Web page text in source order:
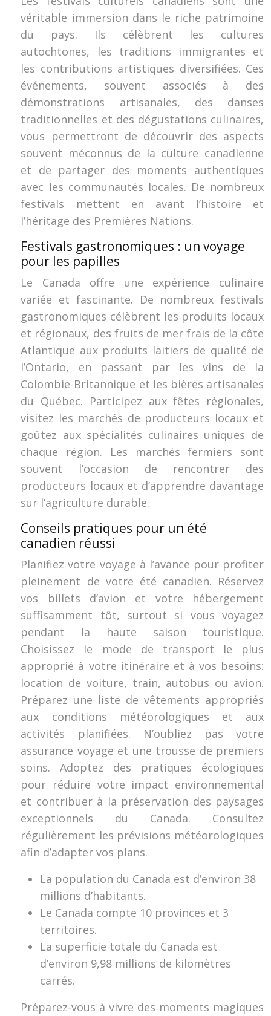
véritable immersion dans le riche patrimoine
du pays. Ils célèbrent les cultures
autochtones, les traditions immigrantes et
les contributions artistiques diversifiées. Ces
événements, souvent associés à des
démonstrations artisanales, des danses
traditionnelles et des dégustations culinaires,
vous permettront de découvrir des aspects
souvent méconnus de la culture canadienne
et de partager des moments authentiques
avec les communautés locales. De nombreux
festivals mettent en avant l’histoire et
l’héritage des Premières Nations.
Festivals gastronomiques : un voyage
pour les papilles
Le Canada offre une expérience culinaire
variée et fascinante. De nombreux festivals
gastronomiques célèbrent les produits locaux
et régionaux, des fruits de mer frais de la côte
Atlantique aux produits laitiers de qualité de
l’Ontario, en passant par les vins de la
Colombie-Britannique et les bières artisanales
du Québec. Participez aux fêtes régionales,
visitez les marchés de producteurs locaux et
goûtez aux spécialités culinaires uniques de
chaque région. Les marchés fermiers sont
souvent l’occasion de rencontrer des
producteurs locaux et d’apprendre davantage
sur l’agriculture durable.
Conseils pratiques pour un été
canadien réussi
Planifiez votre voyage à l’avance pour profiter
pleinement de votre été canadien. Réservez
vos billets d’avion et votre hébergement
suffisamment tôt, surtout si vous voyagez
pendant la haute saison touristique.
Choisissez le mode de transport le plus
approprié à votre itinéraire et à vos besoins:
location de voiture, train, autobus ou avion.
Préparez une liste de vêtements appropriés
aux conditions météorologiques et aux
activités planifiées. N’oubliez pas votre
assurance voyage et une trousse de premiers
soins. Adoptez des pratiques écologiques
pour réduire votre impact environnemental
et contribuer à la préservation des paysages
exceptionnels du Canada. Consultez
régulièrement les prévisions météorologiques
afin d’adapter vos plans.
La population du Canada est d’environ 38
millions d’habitants.
Le Canada compte 10 provinces et 3
territoires.
La superficie totale du Canada est
d’environ 9,98 millions de kilomètres
carrés.
Préparez-vous à vivre des moments magiques